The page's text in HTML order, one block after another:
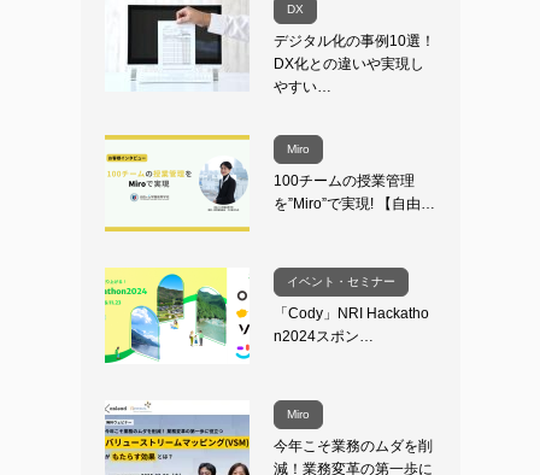
DX
デジタル化の事例10選！
DX化との違いや実現し
やすい…
Miro
100チームの授業管理
を”Miro”で実現! 【自由…
イベント・セミナー
「Cody」NRI Hackatho
n2024スポン…
Miro
今年こそ業務のムダを削
減！業務変革の第一歩に